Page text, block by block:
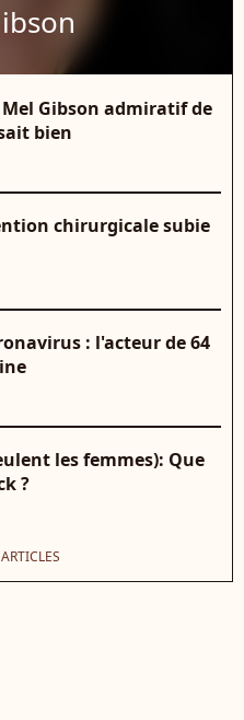
Gibson admiratif de
bien
chirurgicale subie
: l'acteur de 64
les femmes): Que
?